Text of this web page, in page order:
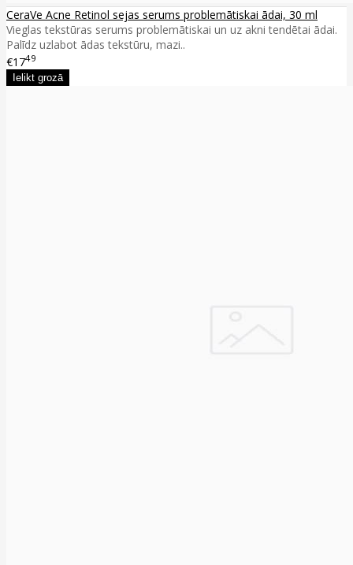
CeraVe Acne Retinol sejas serums problemātiskai ādai, 30 ml
Vieglas tekstūras serums problemātiskai un uz akni tendētai ādai.
Palīdz uzlabot ādas tekstūru, mazi..
€1749